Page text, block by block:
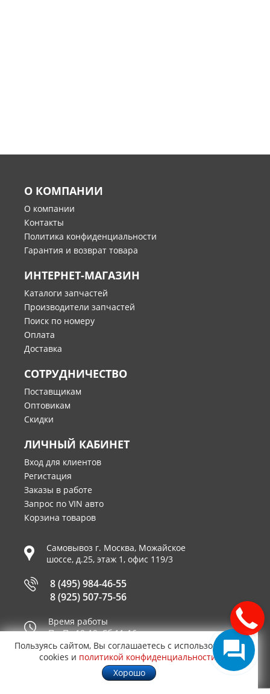
О КОМПАНИИ
О компании
Контакты
Политика конфиденциальности
Гарантия и возврат товара
ИНТЕРНЕТ-МАГАЗИН
Каталоги запчастей
Производители запчастей
Поиск по номеру
Оплата
Доставка
СОТРУДНИЧЕСТВО
Поставщикам
Оптовикам
Скидки
ЛИЧНЫЙ КАБИНЕТ
Вход для клиентов
Регистация
Заказы в работе
Запрос по VIN авто
Корзина товаров
Самовывоз г. Москва, Можайское
шоссе, д.25, этаж 1, офис 119/3
8 (495) 984-46-55
8 (925) 507-75-56
Время работы
Пн-Пт 10-19, Сб 11-16
Принимаем к оплате
Пользуясь сайтом, Вы соглашаетесь с использованием
cookies и политикой конфиденциальности
Хорошо